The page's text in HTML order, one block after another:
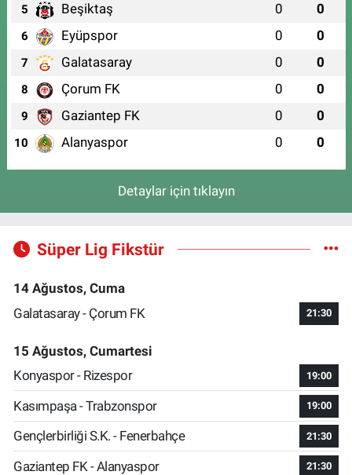
5 Beşiktaş 0 0
6 Eyüpspor 0 0
7 Galatasaray 0 0
8 Çorum FK 0 0
9 Gaziantep FK 0 0
10 Alanyaspor 0 0
Detaylar için tıklayın
Süper Lig Fikstür
14 Ağustos, Cuma
Galatasaray - Çorum FK
21:30
15 Ağustos, Cumartesi
Konyaspor - Rizespor
19:00
Kasımpaşa - Trabzonspor 19:00
Gençlerbirliği S.K. - Fenerbahçe 21:30
Gaziantep FK - Alanyaspor 21:30